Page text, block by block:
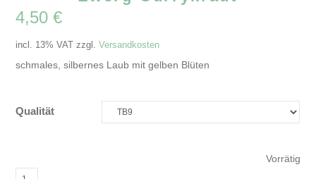
4,50€
incl. 13% VAT zzgl.Versandkosten
schmales, silbernes Laub mit gelben Blüten
Qualität
Vorrätig
Helichrysum